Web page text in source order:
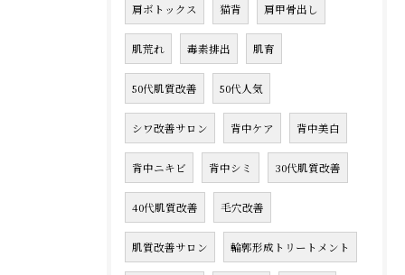
肩ボトックス 猫背 肩甲骨出し
肌荒れ 毒素排出 肌育
50代肌質改善 50代人気
シワ改善サロン 背中ケア 背中美白
背中ニキビ 背中シミ 30代肌質改善
40代肌質改善 毛穴改善
肌質改善サロン 輪郭形成トリートメント